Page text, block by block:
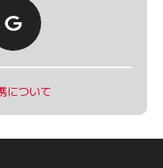
について